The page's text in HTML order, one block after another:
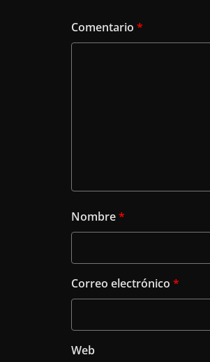
Comentario *
Nombre*
Correo electrónico *
Web